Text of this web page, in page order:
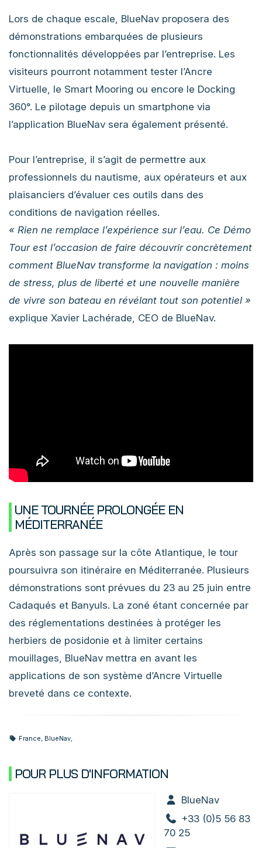
Lors de chaque escale, BlueNav proposera des
démonstrations embarquées de plusieurs
fonctionnalités développées par l’entreprise. Les
visiteurs pourront notamment tester l’Ancre
Virtuelle, le Smart Mooring ou encore le Docking
360°. Le pilotage depuis un smartphone via
l’application BlueNav sera également présenté.
Pour l’entreprise, il s’agit de permettre aux
professionnels du nautisme, aux opérateurs et aux
plaisanciers d’évaluer ces outils dans des
conditions de navigation réelles.
« Rien ne remplace l’expérience sur l’eau. Ce Démo
Tour est l’occasion de faire découvrir concrètement
comment BlueNav transforme la navigation : moins
de stress, plus de liberté et une nouvelle manière
de vivre son bateau en révélant tout son potentiel »
explique Xavier Lachérade, CEO de BlueNav.
UNE TOURNÉE PROLONGÉE EN
MÉDITERRANÉE
Après son passage sur la côte Atlantique, le tour
poursuivra son itinéraire en Méditerranée. Plusieurs
démonstrations sont prévues du 23 au 25 juin entre
Cadaqués et Banyuls. La zoné étant concernée par
des réglementations destinées à protéger les
herbiers de posidonie et à limiter certains
mouillages, BlueNav mettra en avant les
applications de son système d’Ancre Virtuelle
breveté dans ce contexte.
France, BlueNav,
POUR PLUS D'INFORMATION
BlueNav
+33 (0)5 56 83
70 25